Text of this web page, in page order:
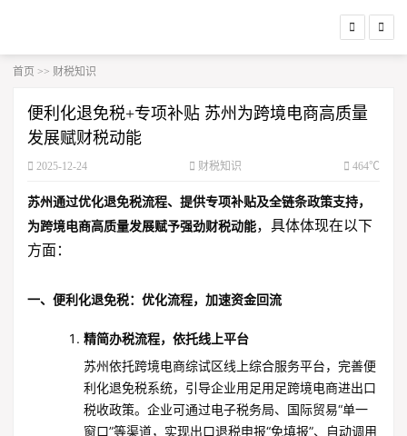
首页 >> 财税知识
便利化退免税+专项补贴 苏州为跨境电商高质量
发展赋财税动能
2025-12-24 财税知识 464℃
苏州通过优化退免税流程、提供专项补贴及全链条政策支持，
为跨境电商高质量发展赋予强劲财税动能，具体体现在以下
方面：
一、便利化退免税：优化流程，加速资金回流
精简办税流程，依托线上平台
苏州依托跨境电商综试区线上综合服务平台，完善便
利化退免税系统，引导企业用足用足跨境电商进出口
税收政策。企业可通过电子税务局、国际贸易“单一
窗口”等渠道，实现出口退税申报“免填报”、自动调用